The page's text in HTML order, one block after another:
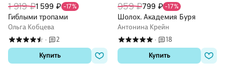
1 919 ₽1 599 ₽ -17%
Гиблыми тропами
Ольга Кобцева
·
2
Купить
959 ₽799 ₽ -17%
Шолох. Академия Буря
Антонина Крейн
·
18
Купить